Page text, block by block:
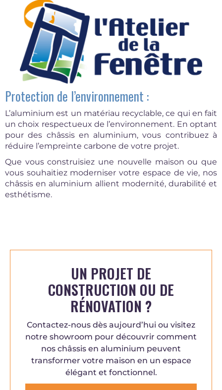
Protection de l’environnement :
L’aluminium est un matériau recyclable, ce qui en fait
un choix respectueux de l’environnement. En optant
pour des châssis en aluminium, vous contribuez à
réduire l’empreinte carbone de votre projet.
Que vous construisiez une nouvelle maison ou que
vous souhaitiez moderniser votre espace de vie, nos
châssis en aluminium allient modernité, durabilité et
esthétisme.
UN PROJET DE
CONSTRUCTION OU DE
RÉNOVATION ?
Contactez-nous dès aujourd’hui ou visitez
notre showroom pour découvrir comment
nos châssis en aluminium peuvent
transformer votre maison en un espace
élégant et fonctionnel.